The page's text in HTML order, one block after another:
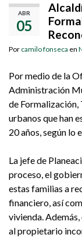
ABR
05
Por camilo fonseca en
Por medio de la
Administración
de
urbanos que han
20 años, según lo
La jefe de
proceso, el
estas familias a
financiero, así
vivienda.
al propietario